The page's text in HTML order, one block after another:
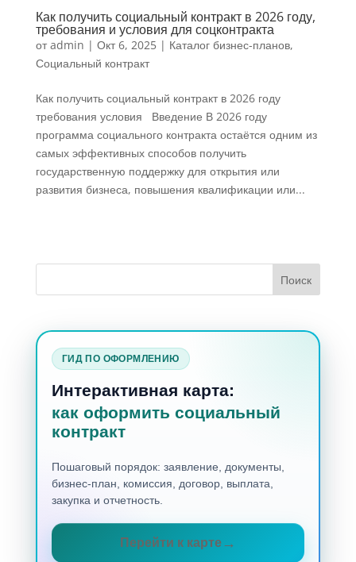
Как получить социальный контракт в 2026 году,
требования и условия для соцконтракта
отadmin | Окт 6, 2025| Каталог бизнес-планов,
Социальный контракт
Как получить социальный контракт в 2026 году
требования условия Введение В 2026 году
программа социального контракта остаётся одним из
самых эффективных способов получить
государственную поддержку для открытия или
развития бизнеса, повышения квалификации или...
ГИД ПО ОФОРМЛЕНИЮ
Интерактивная карта:
как оформить социальный
контракт
Пошаговый порядок: заявление, документы,
бизнес-план, комиссия, договор, выплата,
закупка и отчетность.
Перейти к карте